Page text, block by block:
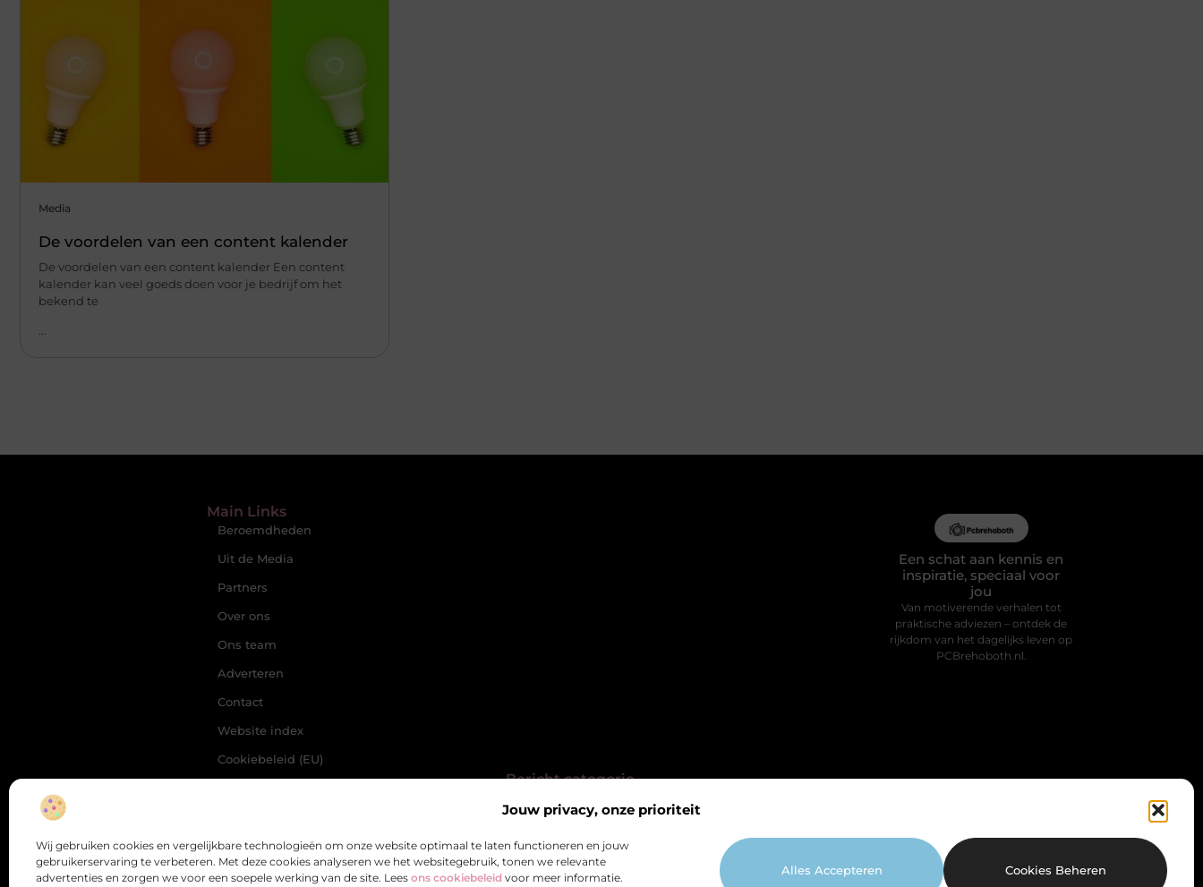
Jouw privacy, onze prioriteit
Wij gebruiken cookies en vergelijkbare technologieën om onze website optimaal te laten functioneren en jouw
gebruikerservaring te verbeteren. Met deze cookies analyseren we het websitegebruik, tonen we relevante
advertenties en zorgen we voor een soepele werking van de site. Lees ons cookiebeleid voor meer informatie. Alles Accepteren Cookies Beheren
Media
De voordelen van een content kalender
De voordelen van een content kalender Een content
kalender kan veel goeds doen voor je bedrijf om het
bekend te
...
Main Links
Beroemdheden
Uit de Media
Partners
Over ons
Ons team
Adverteren
Contact
Website index
Cookiebeleid (EU)
een Website? Ontdek de
Slimme Strategieën
@2025 All Right Reserved. Design by
www.pcbrehoboth.nl.
Bericht categorie
Een schat aan kennis en
inspiratie, speciaal voor
jou
Van motiverende verhalen tot
praktische adviezen – ontdek de
rijkdom van het dagelijks leven op
PCBrehoboth.nl.